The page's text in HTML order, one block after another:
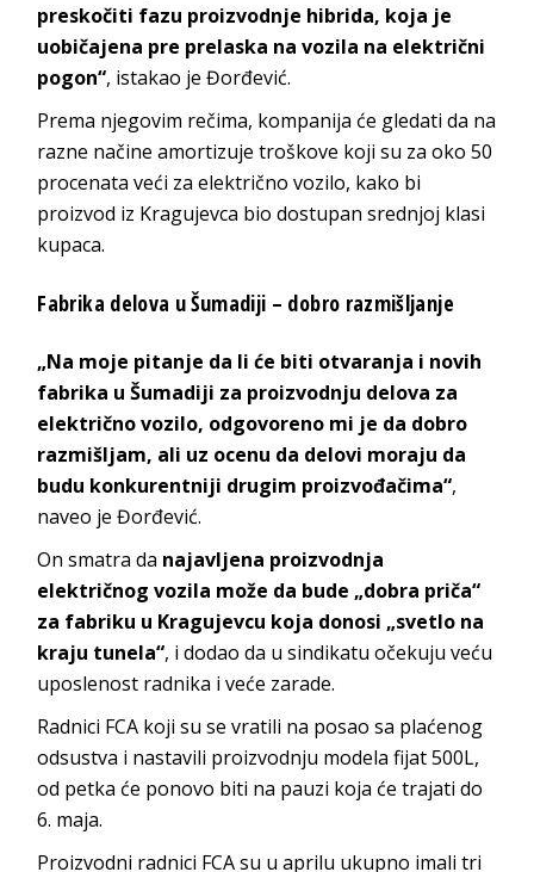
preskočiti fazu proizvodnje hibrida, koja je
uobičajena pre prelaska na vozila na električni
pogon“, istakao je Đorđević.
Prema njegovim rečima, kompanija će gledati da na
razne načine amortizuje troškove koji su za oko 50
procenata veći za električno vozilo, kako bi
proizvod iz Kragujevca bio dostupan srednjoj klasi
kupaca.
Fabrika delova u Šumadiji – dobro razmišljanje
„Na moje pitanje da li će biti otvaranja i novih
fabrika u Šumadiji za proizvodnju delova za
električno vozilo, odgovoreno mi je da dobro
razmišljam, ali uz ocenu da delovi moraju da
budu konkurentniji drugim proizvođačima“,
naveo je Đorđević.
On smatra da najavljena proizvodnja
električnog vozila može da bude „dobra priča“
za fabriku u Kragujevcu koja donosi „svetlo na
kraju tunela“, i dodao da u sindikatu očekuju veću
uposlenost radnika i veće zarade.
Radnici FCA koji su se vratili na posao sa plaćenog
odsustva i nastavili proizvodnju modela fijat 500L,
od petka će ponovo biti na pauzi koja će trajati do
6. maja.
Proizvodni radnici FCA su u aprilu ukupno imali tri